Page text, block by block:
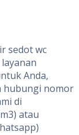
sedot wc
Anda,
hubungi nomor
di
atau